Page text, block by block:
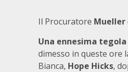
Il Procuratore Mueller
Una ennesima
dimesso in queste ore
Bianca, Hope Hicks,